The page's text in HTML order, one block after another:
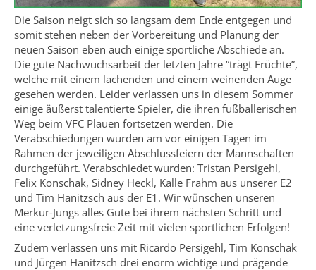
Die Saison neigt sich so langsam dem Ende entgegen und
somit stehen neben der Vorbereitung und Planung der
neuen Saison eben auch einige sportliche Abschiede an.
Die gute Nachwuchsarbeit der letzten Jahre “trägt Früchte”,
welche mit einem lachenden und einem weinenden Auge
gesehen werden. Leider verlassen uns in diesem Sommer
einige äußerst talentierte Spieler, die ihren fußballerischen
Weg beim VFC Plauen fortsetzen werden. Die
Verabschiedungen wurden am vor einigen Tagen im
Rahmen der jeweiligen Abschlussfeiern der Mannschaften
durchgeführt. Verabschiedet wurden: Tristan Persigehl,
Felix Konschak, Sidney Heckl, Kalle Frahm aus unserer E2
und Tim Hanitzsch aus der E1. Wir wünschen unseren
Merkur-Jungs alles Gute bei ihrem nächsten Schritt und
eine verletzungsfreie Zeit mit vielen sportlichen Erfolgen!
Zudem verlassen uns mit Ricardo Persigehl, Tim Konschak
und Jürgen Hanitzsch drei enorm wichtige und prägende